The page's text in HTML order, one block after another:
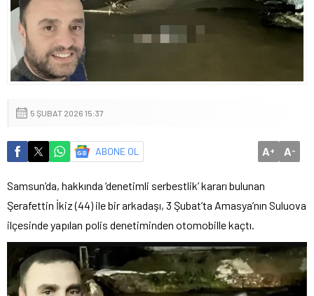
5 ŞUBAT 2026 15:37
ABONE OL A+ A-
Samsun’da, hakkında ‘denetimli serbestlik’ kararı bulunan
Şerafettin İkiz (44) ile bir arkadaşı, 3 Şubat’ta Amasya’nın Suluova
ilçesinde yapılan polis denetiminden otomobille kaçtı.